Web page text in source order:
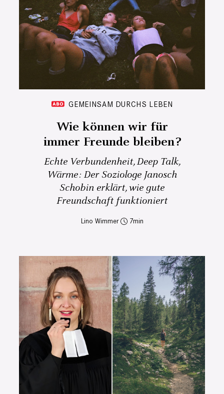
GEMEINSAM DURCHS LEBEN
Wie können wir für
immer Freunde bleiben?
Echte Verbundenheit, Deep Talk,
Wärme: Der Soziologe Janosch
Schobin erklärt, wie gute
Freundschaft funktioniert
Lino Wimmer 7